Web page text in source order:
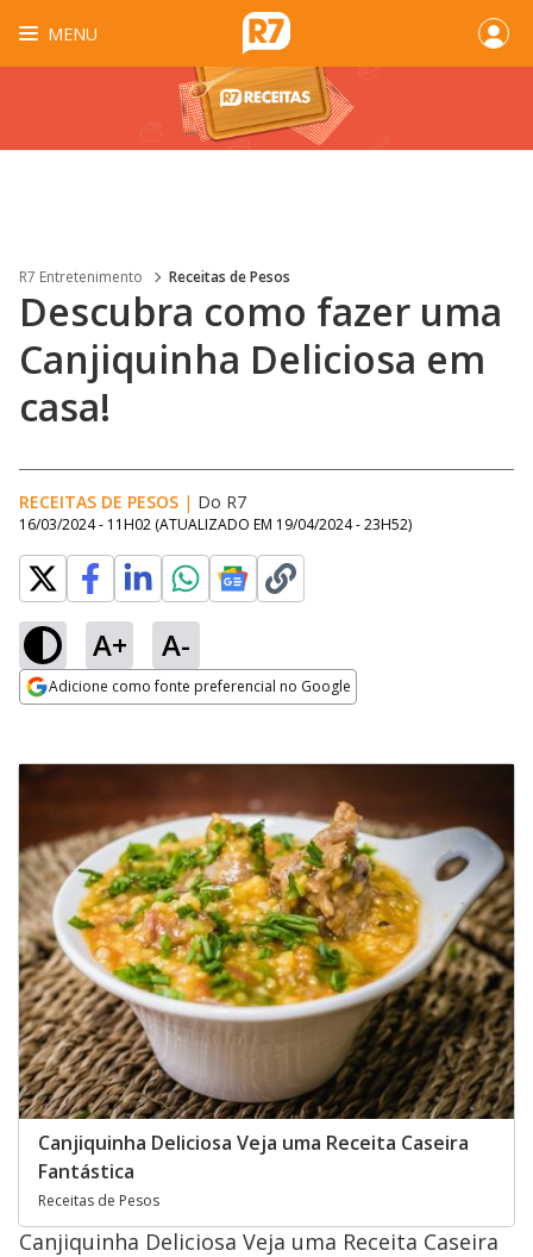
MENU
R7 Entretenimento Receitas de Pesos
Descubra como fazer uma
Canjiquinha Deliciosa em
casa!
RECEITAS DE PESOS | Do R7
16/03/2024 - 11H02 (ATUALIZADO EM 19/04/2024 - 23H52)
A+ A-
Adicione como fonte preferencial no Google
Canjiquinha Deliciosa Veja uma Receita Caseira
Fantástica
Receitas de Pesos
Canjiquinha Deliciosa Veja uma Receita Caseira